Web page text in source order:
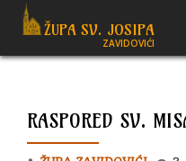
to
ŽUPA SV. JOSIPA
ZAVIDOVIĆI
RASPORED SV.